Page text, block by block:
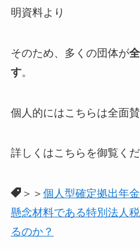
明資料より
そのため、多くの団体が
す。
個人的にはこちらは全面賛
詳しくはこちらを御覧くだ
＞＞ 個人型確定拠出年
懸念材料である特別法人
るのか？